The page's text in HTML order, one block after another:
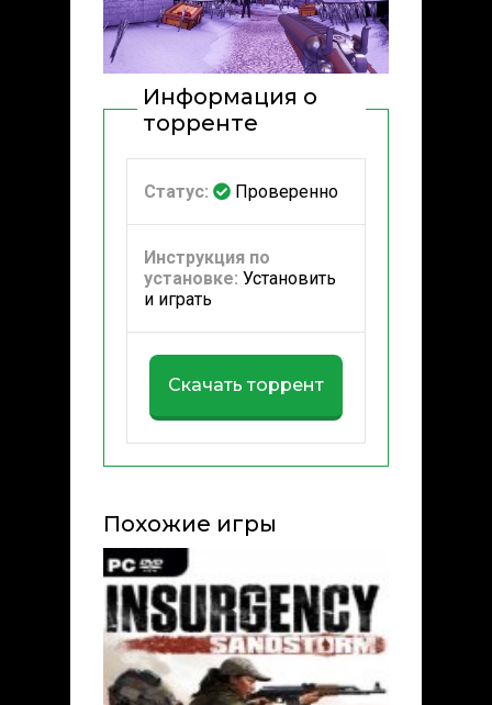
Информация о
торренте
Статус: Проверенно
Инструкция по
установке: Установить
и играть
Скачать торрент
Похожие игры